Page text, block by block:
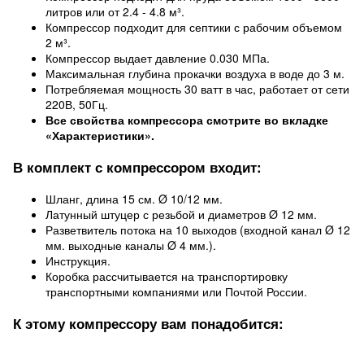
литров или от 2.4 - 4.8 м³.
Компрессор подходит для септики с рабочим объемом
2 м³.
Компрессор выдает давление 0.030 МПа.
Максимальная глубина прокачки воздуха в воде до 3 м.
Потребляемая мощность 30 ватт в час, работает от сети
220В, 50Гц.
Все свойства компрессора смотрите во вкладке
«Характеристики».
В комплект с компрессором входит:
Шланг, длина 15 см. Ø 10/12 мм.
Латунный штуцер с резьбой и диаметров Ø 12 мм.
Разветвитель потока на 10 выходов (входной канал Ø 12
мм. выходные каналы Ø 4 мм.).
Инструкция.
Коробка рассчитывается на транспортировку
транспортными компаниями или Почтой России.
К этому компрессору вам понадобится: